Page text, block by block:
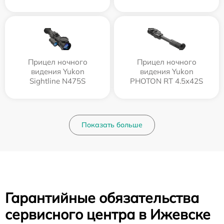
Прицел ночного
видения Yukon
Sightline N475S
Прицел ночного
видения Yukon
PHOTON RT 4.5x42S
Показать больше
Гарантийные обязательства
сервисного центра в Ижевске